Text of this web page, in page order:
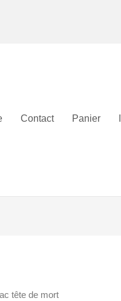
Contact Panier
tête de mort